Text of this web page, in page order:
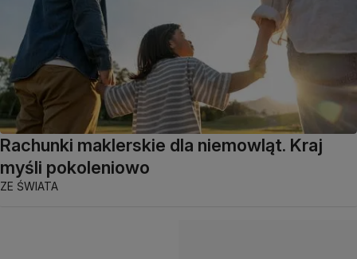
Rachunki maklerskie dla niemowląt. Kraj
myśli pokoleniowo
ZE ŚWIATA